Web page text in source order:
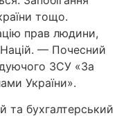
тощо.
прав людини,
Націй. — Почесний
ЗСУ «За
України».
та бухгалтерський